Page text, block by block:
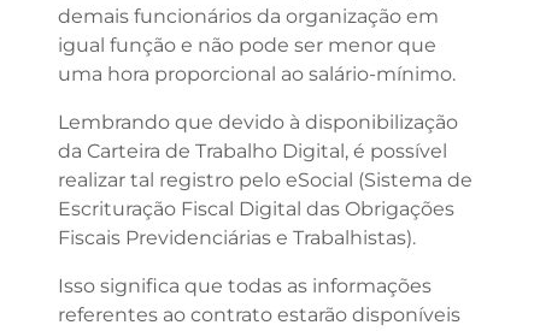
demais funcionários da organização em
igual função e não pode ser menor que
uma hora proporcional ao salário-mínimo.
Lembrando que devido à disponibilização
da Carteira de Trabalho Digital, é possível
realizar tal registro pelo eSocial (Sistema de
Escrituração Fiscal Digital das Obrigações
Fiscais Previdenciárias e Trabalhistas).
Isso significa que todas as informações
referentes ao contrato estarão disponíveis